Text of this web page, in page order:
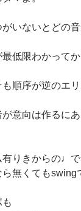
がいないとどの
最低限わかって
も順序が逆のエ
が意向は作るに
有りきからの♩
ら無くてもswing